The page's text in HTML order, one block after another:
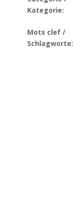
Kategorie:
Mots clef /
Schlagworte: